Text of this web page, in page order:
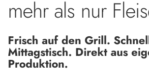
mehr als nur
Frisch auf den Grill.
Mittagstisch. Direkt aus
Produktion.